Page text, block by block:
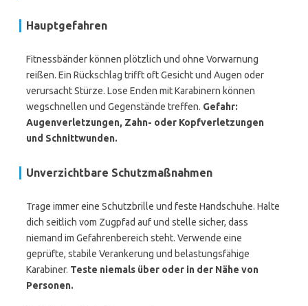
Hauptgefahren
Fitnessbänder können plötzlich und ohne Vorwarnung
reißen. Ein Rückschlag trifft oft Gesicht und Augen oder
verursacht Stürze. Lose Enden mit Karabinern können
wegschnellen und Gegenstände treffen. Gefahr:
Augenverletzungen, Zahn- oder Kopfverletzungen
und Schnittwunden.
Unverzichtbare Schutzmaßnahmen
Trage immer eine Schutzbrille und feste Handschuhe. Halte
dich seitlich vom Zugpfad auf und stelle sicher, dass
niemand im Gefahrenbereich steht. Verwende eine
geprüfte, stabile Verankerung und belastungsfähige
Karabiner. Teste niemals über oder in der Nähe von
Personen.